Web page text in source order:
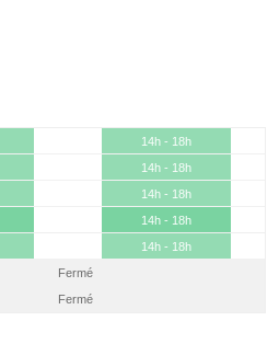
14h - 18h
14h - 18h
14h - 18h
14h - 18h
14h - 18h
Fermé
Fermé